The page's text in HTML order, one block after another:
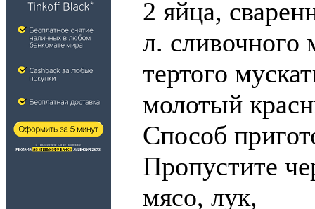
2 яйца,
л. сливочного
тертого
молотый
Способ
Пропустите
мясо, лук,